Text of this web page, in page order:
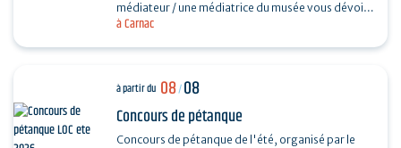
à Carnac
médiateur / une médiatrice du musée vous dévoile
son histoire. Sans réservation. Durée 30…
à partir du 08/08
Concours de pétanque
Concours de pétanque de l'été, organisé par le